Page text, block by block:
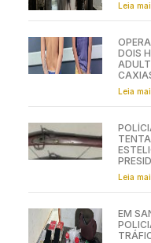
Leia
DOIS
Leia
Leia
EM